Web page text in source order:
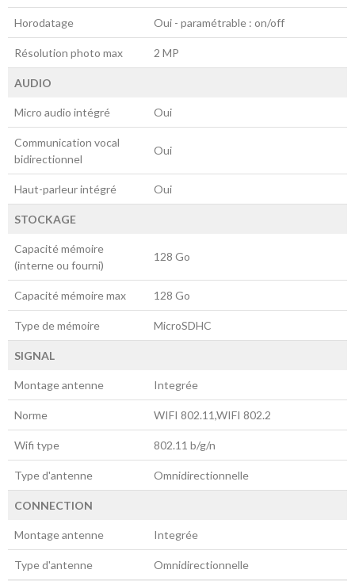
Horodatage Oui - paramétrable : on/off
Résolution photo max 2 MP
AUDIO
Micro audio intégré Oui
Communication vocal
bidirectionnel
Oui
Haut-parleur intégré Oui
STOCKAGE
Capacité mémoire
(interne ou fourni)
128 Go
Capacité mémoire max 128 Go
Type de mémoire MicroSDHC
SIGNAL
Montage antenne Integrée
Norme WIFI 802.11,WIFI 802.2
Wifi type 802.11 b/g/n
Type d'antenne Omnidirectionnelle
CONNECTION
Montage antenne Integrée
Type d'antenne Omnidirectionnelle